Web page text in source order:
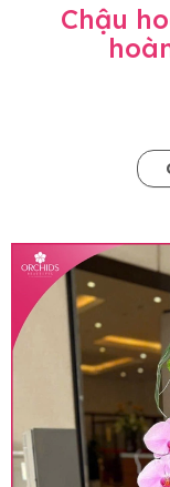
Chậu